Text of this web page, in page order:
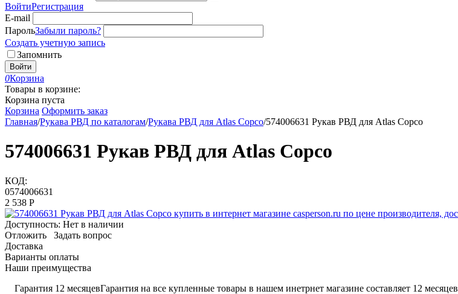
ВойтиРегистрация
E-mail
ПарольЗабыли пароль?
Создать учетную запись
Запомнить
Войти
0Корзина
Товары в корзине:
Корзина пуста
Корзина Оформить заказ
Главная/Рукава РВД по каталогам/Рукава РВД для Atlas Copco/574006631 Рукав РВД для Atlas Copco
574006631 Рукав РВД для Atlas Copco
КОД:
0574006631
2 538 Р
Доступность: Нет в наличии
Отложить
Задать вопрос
Доставка
Варианты оплаты
Наши преимущества
Гарантия 12 месяцевГарантия на все купленные товары в нашем инетрнет магазине составляет 12 месяцев